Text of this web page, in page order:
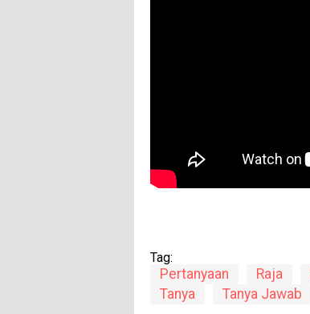
Tag:
Pertanyaan Raja
Tanya
Tanya Jawab